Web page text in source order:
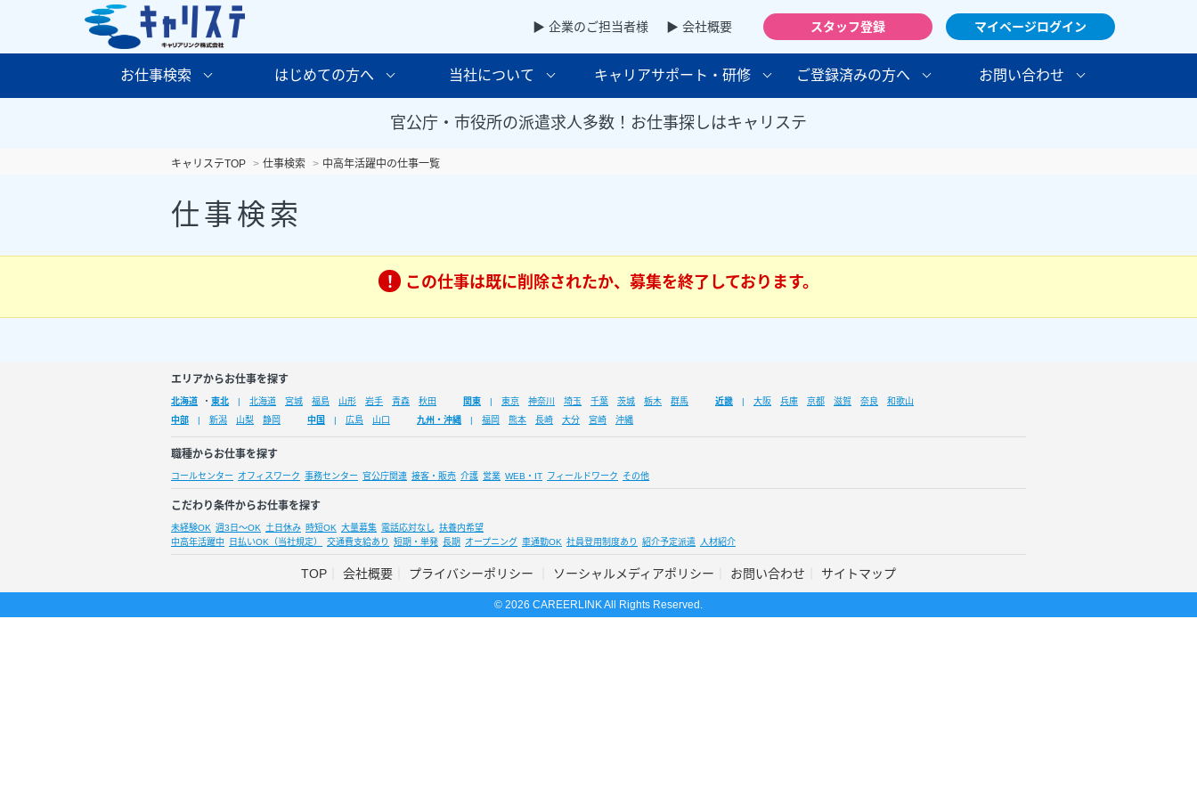
▶ 企業のご担当者様 ▶ 会社概要 スタッフ登録 マイページログイン
お仕事検索 はじめての方へ 当社について キャリアサポート・研修 ご登録済みの方へ お問い合わせ
官公庁・市役所の派遣求人多数！お仕事探しはキャリステ
キャリステTOP 仕事検索 中高年活躍中の仕事一覧
仕事検索
この仕事は既に削除されたか、募集を終了しております。
エリアからお仕事を探す
北海道 ・ 東北 北海道 宮城 福島 山形 岩手 青森 秋田 関東 東京 神奈川 埼玉 千葉 茨城 栃木 群馬 近畿 大阪 兵庫 京都 滋賀 奈良
和歌山
中部
新潟 山梨 静岡 中国 広島 山口 九州・沖縄 福岡 熊本 長崎 大分 宮崎 沖縄
職種からお仕事を探す
コールセンター オフィスワーク 事務センター 官公庁関連 接客・販売 介護 営業 WEB・IT フィールドワーク その他
こだわり条件からお仕事を探す
未経験OK 週3日～OK 土日休み 時短OK 大量募集 電話応対なし 扶養内希望
中高年活躍中
日払いOK（当社規定） 交通費支給あり 短期・単発 長期 オープニング 車通勤OK 社員登用制度あり 紹介予定派遣 人材紹介
TOP 会社概要 プライバシーポリシー ソーシャルメディアポリシー お問い合わせ サイトマップ
© 2026 CAREERLINK All Rights Reserved.